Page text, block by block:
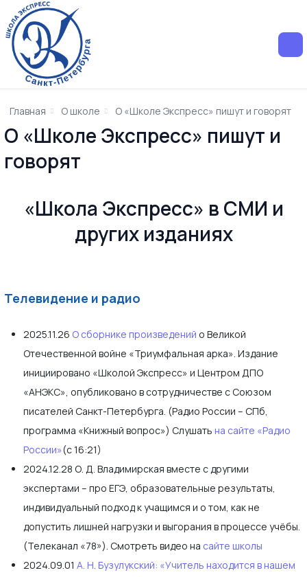
Главная О школе О «Школе Экспресс» пишут и говорят
О «Школе Экспресс» пишут и
говорят
«Школа Экспресс» в СМИ и
других изданиях
Телевидение и радио
2025.11.26 О сборнике произведений о Великой
Отечественной войне «Триумфальная арка». Издание
инициировано «Школой Экспресс» и Центром ДПО
«АНЭКС», опубликовано в сотрудничестве с Союзом
писателей Санкт-Петербурга. (Радио России – СПб,
программа «Книжный вопрос») Слушать на сайте «Радио
России»(с 16:21)
2024.12.28 О. Д. Владимирская вместе с другими
экспертами – про ЕГЭ, образовательные результаты,
индивидуальный подход к учащимся и о том, как не
допустить лишней нагрузки и выгорания в процессе учёбы.
(Телеканал «78»). Смотреть видео на сайте школы
2024.09.01 А. Н. Бузулукский: «Учитель находится в нашем